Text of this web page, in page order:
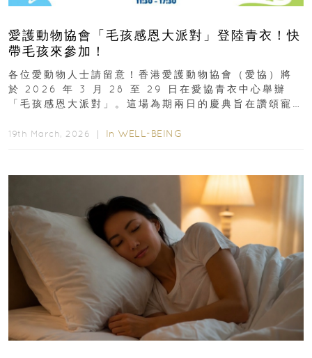
愛護動物協會「毛孩感恩大派對」登陸青衣！快
帶毛孩來參加！
各位愛動物人士請留意！香港愛護動物協會（愛協）將
於 2026 年 3 月 28 至 29 日在愛協青衣中心舉辦
「毛孩感恩大派對」。這場為期兩日的慶典旨在讚頌寵
19th March, 2026 ｜ In WELL-BEING